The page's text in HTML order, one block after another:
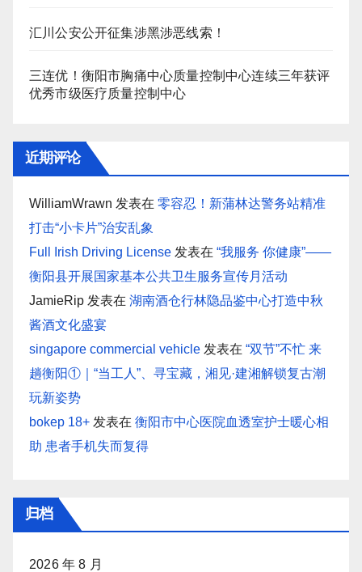
汇川公安公开征集涉黑涉恶线索！
三连优！衡阳市胸痛中心质量控制中心连续三年获评
优秀市级医疗质量控制中心
近期评论
WilliamWrawn 发表在 零容忍！新蒲林达警务站精准
打击“小卡片”治安乱象
Full Irish Driving License 发表在 “我服务 你健康”——
衡阳县开展国家基本公共卫生服务宣传月活动
JamieRip 发表在 湖南酒仓行林隐品鉴中心打造中秋
酱酒文化盛宴
singapore commercial vehicle 发表在 “双节”不忙 来
趟衡阳①｜“当工人”、寻宝藏，湘见·建湘解锁复古潮
玩新姿势
bokep 18+ 发表在 衡阳市中心医院血透室护士暖心相
助 患者手机失而复得
归档
2026 年 8 月